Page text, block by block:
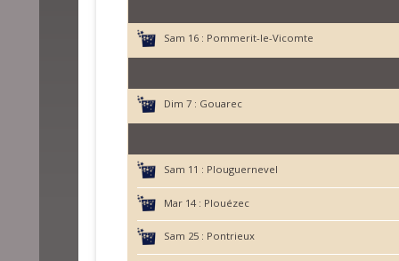
Sam 16 : Pommerit-le-Vicomte
Dim 7 : Gouarec
Sam 11 : Plouguernevel
Mar 14 : Plouézec
Sam 25 : Pontrieux